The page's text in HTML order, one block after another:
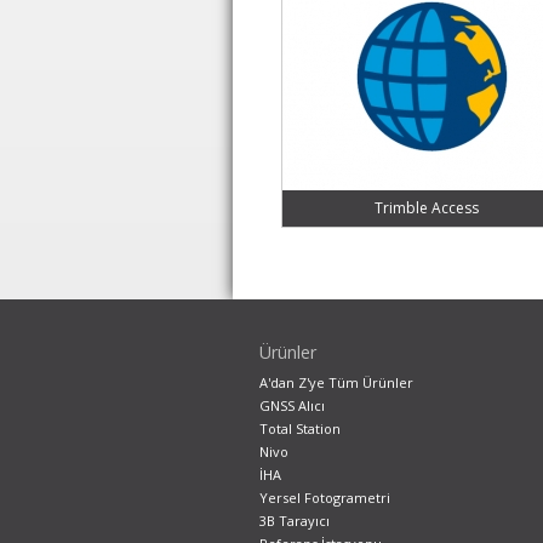
Trimble Access
Ürünler
A'dan Z'ye Tüm Ürünler
GNSS Alıcı
Total Station
Nivo
İHA
Yersel Fotogrametri
3B Tarayıcı